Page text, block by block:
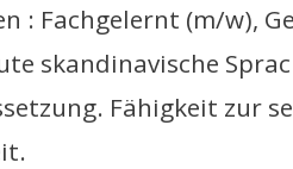
: Fachgelernt (m/w),
skandinavische
Fähigkeit zur